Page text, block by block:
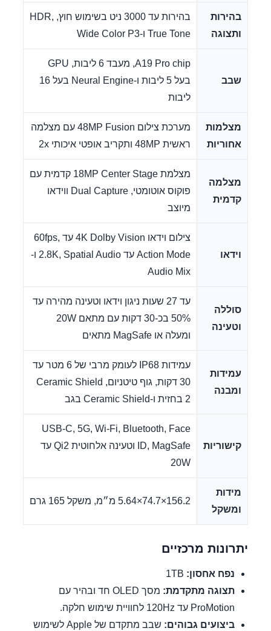
בהירות
ותצוגה
בהירות עד 3000 ניט בשימוש חוץ, HDR,
True Tone ו-Wide Color P3
שבב
A19 Pro chip, מעבד 6 ליבות, GPU
בעל 5 ליבות ו-Neural Engine בעל 16
ליבות
מצלמות
אחוריות
מערכת צילום 48MP Fusion עם מצלמה
ראשית 48MP ותקריב אופטי איכותי 2x
מצלמה
קדמית
מצלמת 18MP Center Stage קדמית עם
פוקוס אוטומטי, Dual Capture ווידאו
מיוצב
וידאו
צילום וידאו 4K Dolby Vision עד 60fps,
Action Mode עד 2.8K, Spatial Audio ו-
Audio Mix
סוללה
וטעינה
עד 27 שעות ניגון וידאו וטעינה מהירה עד
50% בכ-30 דקות עם מתאם 20W
ומעלה או MagSafe מתאים
עמידות
ומבנה
עמידות IP68 לעומק מרבי של 6 מטר עד
30 דקות, גוף טיטניום, Ceramic Shield
2 בחזית ו-Ceramic Shield בגב
קישוריות
USB-C, 5G, Wi‑Fi, Bluetooth, Face
ID, MagSafe וטעינה אלחוטית Qi2 עד
20W
מידות
ומשקל
156.2×74.7×5.64 מ״מ, משקל 165 גרם
יתרונות מרכזיים
נפח אחסון:
תצוגה מתקדמת:
מסך OLED חד ובהיר עם
ProMotion עד 120Hz לחוויית שימוש חלקה.
ביצועים גבוהים:
שבב מתקדם של Apple לשימוש